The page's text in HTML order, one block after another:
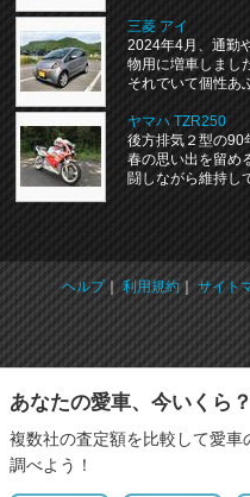
三菱 アイ
2024年4月、通勤
物用に増車しまし
それでいて個性あ
ヤマハ TZR250
後方排気２型の90
春の思い出を留め
闘しながら維持し
ヘルプ｜利用規約 ｜サイト
あなたの愛車、今いくら？
複数社の査定額を比較して愛車
調べよう！